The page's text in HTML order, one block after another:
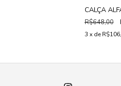
CALÇA
R$648,00
3 x de